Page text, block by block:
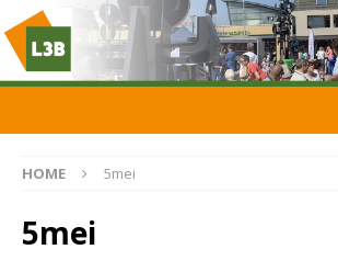
HOME 5mei
5mei